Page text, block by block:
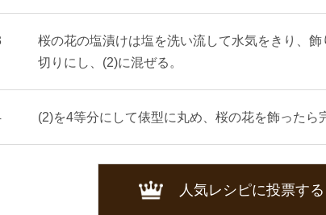
桜の花の塩漬けは塩を洗い流して水気をきり、
切りにし、(2)に混ぜる。
(2)を4等分にして俵型に丸め、桜の花を飾ったら
人気レシピに投票する